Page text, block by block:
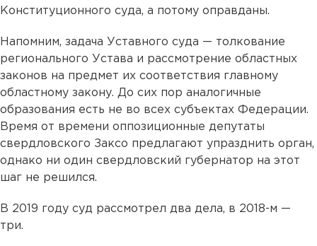
Конституционного суда, а потому оправданы.
Напомним, задача Уставного суда — толкование
регионального Устава и рассмотрение областных
законов на предмет их соответствия главному
областному закону. До сих пор аналогичные
образования есть не во всех субъектах Федерации.
Время от времени оппозиционные депутаты
свердловского Заксо предлагают упразднить орган,
однако ни один свердловский губернатор на этот
шаг не решился.
В 2019 году суд рассмотрел два дела, в 2018-м —
три.